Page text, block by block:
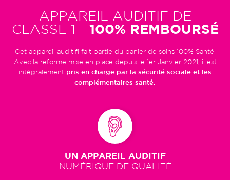
APPAREIL AUDITIF DE
CLASSE 1 - 100% REMBOURSÉ
Cet appareil auditifi fait partie du panier de soins 100% Santé.
Avec la reforme mise en place depuis le 1er Janvier 2021, il est
intégralement pris en charge par la sécurité sociale et les
complémentaires santé.
UN APPAREIL AUDITIF
NUMÉRIQUE DE QUALITÉ